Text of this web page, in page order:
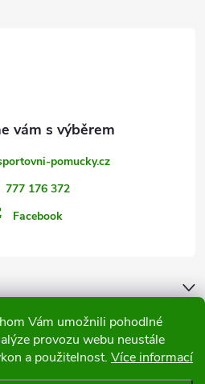
Vám umožnili pohodlné
provozu webu neustále
a použitelnost. Více informací
pomucky.cz
777 176 372
Facebook